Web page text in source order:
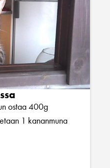
ostaa 400g
1 kananmuna